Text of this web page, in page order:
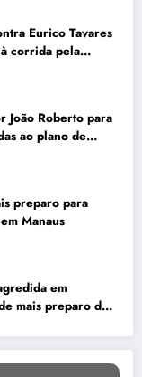
Eurico Tavares
corrida pela
João Roberto para
ao plano de
preparo para
Manaus
em
mais preparo dos